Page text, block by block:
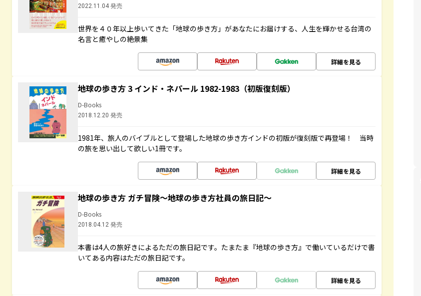
2022.11.04 発売
世界を４０年以上歩いてきた「地球の歩き方」があなたにお届けする、人生を輝かせる台湾の
名言と癒やしの絶景集
詳細を見る
地球の歩き方 3 インド・ネパール 1982-1983（初版復刻版）
D-Books
2018.12.20 発売
1981年、旅人のバイブルとして登場した地球の歩き方インドの初版が復刻版で再登場！ 当時
の旅を思い出して欲しい1冊です。
詳細を見る
地球の歩き方 ガチ冒険～地球の歩き方社員の旅日記～
D-Books
2018.04.12 発売
本書は4人の旅好きによるただの旅日記です。たまたま『地球の歩き方』で働いているだけで書
いてある内容はただの旅日記です。
詳細を見る